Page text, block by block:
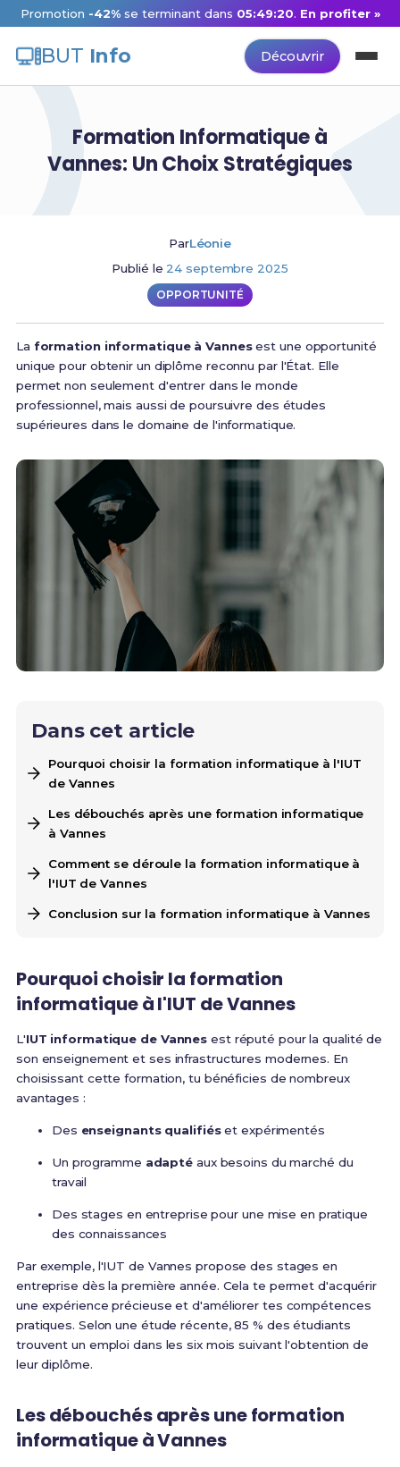
Promotion -42% se terminant dans05:49:19. En profiter »
BUT Info Découvrir
Formation Informatique à
Vannes: Un Choix Stratégiques
ParLéonie
Publié le 24 septembre 2025
OPPORTUNITÉ
La formation informatique à Vannesest une opportunité
unique pour obtenir un diplôme reconnu par l'État. Elle
permet non seulement d'entrer dans le monde
professionnel, mais aussi de poursuivre des études
supérieures dans le domaine de l'informatique.
Dans cet article
Pourquoi choisir la formation informatique à l'IUT
de Vannes
Les débouchés après une formation informatique
à Vannes
Comment se déroule la formation informatique à
l'IUT de Vannes
Conclusion sur la formation informatique à Vannes
Pourquoi choisir la formation
informatique à l'IUT de Vannes
L'IUT informatique de Vannes est réputé pour la qualité de
son enseignement et ses infrastructures modernes. En
choisissant cette formation, tu bénéficies de nombreux
avantages :
Des enseignants qualifiéset expérimentés
Un programme adapté aux besoins du marché du
travail
Des stages en entreprise pour une mise en pratique
des connaissances
Par exemple, l'IUT de Vannes propose des stages en
entreprise dès la première année. Cela te permet d'acquérir
une expérience précieuse et d'améliorer tes compétences
pratiques. Selon une étude récente, 85 % des étudiants
trouvent un emploi dans les six mois suivant l'obtention de
leur diplôme.
Les débouchés après une formation
informatique à Vannes